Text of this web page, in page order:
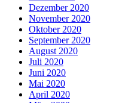
Dezember 2020
November 2020
Oktober 2020
September 2020
August 2020
Juli 2020
Juni 2020
Mai 2020
April 2020